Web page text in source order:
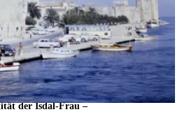
der Isdal-Frau –